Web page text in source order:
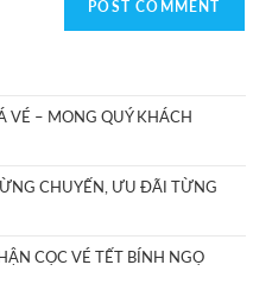
VÉ – MONG QUÝ KHÁCH
CHUYẾN, ƯU ĐÃI TỪNG
CỌC VÉ TẾT BÍNH NGỌ